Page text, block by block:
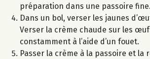
préparation dans une passoire fine.
Dans un bol, verser les jaunes
Verser la crème chaude sur les
constamment à l’aide d’un fouet.
Passer la crème à la passoire et la